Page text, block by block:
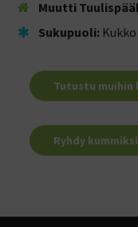
Muutti
Sukupuoli: Kukko
Tutustu muihin
Ryhdy kummiksi